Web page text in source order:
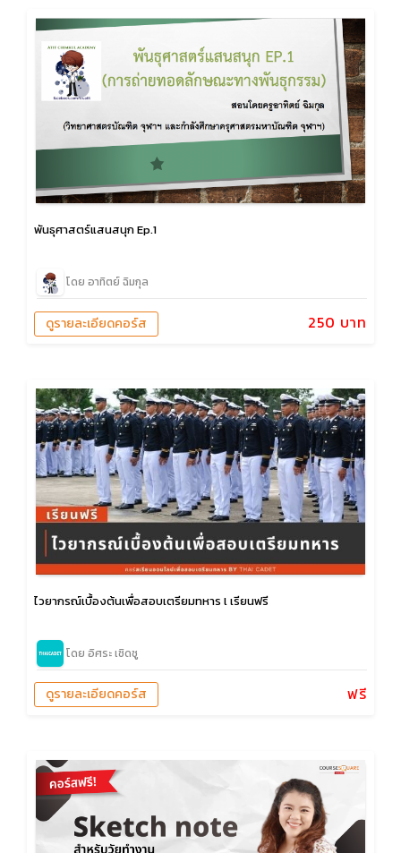
พันธุศาสตร์แสนสนุก Ep.1
โดย อาทิตย์ ฉิมกุล
250 บาท
ดูรายละเอียดคอร์ส
ไวยากรณ์เบื้องต้นเพื่อสอบเตรียมทหาร l เรียนฟรี
โดย อิศระ เชิดชู
ฟรี
ดูรายละเอียดคอร์ส